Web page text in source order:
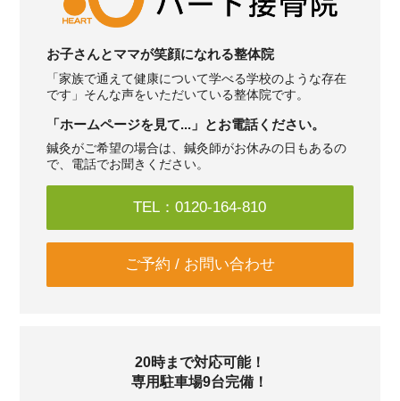
お子さんとママが笑顔になれる整体院
「家族で通えて健康について学べる学校のような存在
です」そんな声をいただいている整体院です。
「ホームページを見て...」とお電話ください。
鍼灸がご希望の場合は、鍼灸師がお休みの日もあるの
で、電話でお聞きください。
TEL：0120-164-810
ご予約 / お問い合わせ
20時まで対応可能！
専用駐車場9台完備！